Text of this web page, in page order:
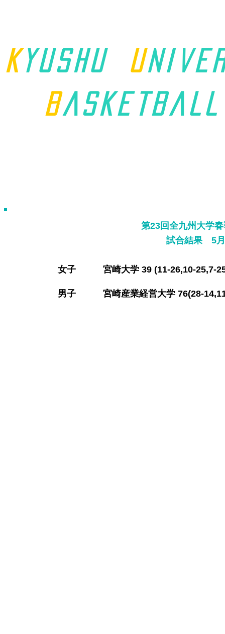
K yushu u
Basket ball
第23回全九州大学
試合結果 5月
女子 宮崎大学 39 (11-26,10-25,7-
男子 宮崎産業経営大学 76(28-14,11-